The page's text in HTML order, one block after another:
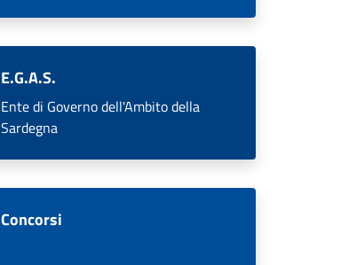
E.G.A.S.
Ente di Governo dell'Ambito della
Sardegna
Concorsi